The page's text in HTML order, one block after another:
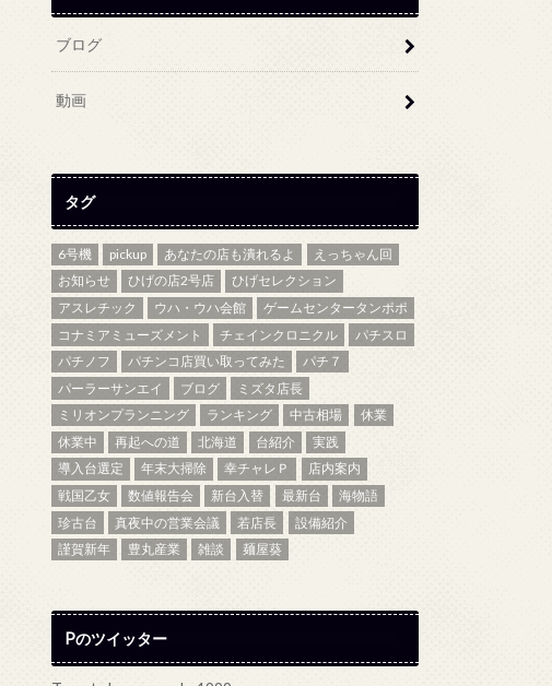
ブログ
動画
タグ
6号機 pickup あなたの店も潰れるよ
えっちゃん回
お知らせ
ひげの店2号店
ひげセレクション
アスレチック
ウハ・ウハ会館
ゲームセンタータンポポ
コナミアミューズメント
チェインクロニクル
パチスロ
パチノフ
パチンコ店買い取ってみた
パチ７
パーラーサンエイ
ブログ
ミズタ店長
ミリオンプランニング
ランキング 中古相場
休業
休業中
再起への道 北海道 台紹介
実践
導入台選定
年末大掃除 幸チャレＰ
店内案内
戦国乙女
数値報告会 新台入替 最新台
海物語
珍古台
真夜中の営業会議 若店長
設備紹介
謹賀新年
豊丸産業 雑談 麺屋葵
Pのツイッター